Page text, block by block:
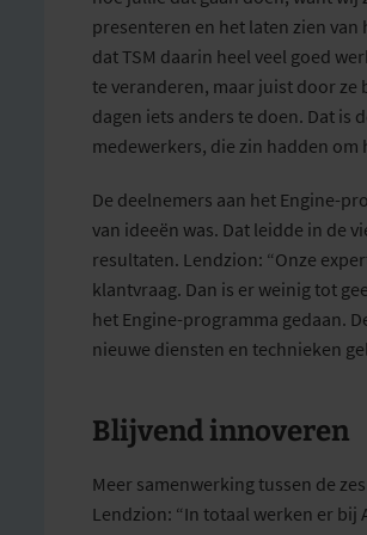
presenteren en het laten zien van
dat TSM daarin heel veel goed
te veranderen, maar juist door ze
dagen iets anders te doen. Dat is
medewerkers, die zin hadden om
De deelnemers aan het Engine-
van ideeën was. Dat leidde in de
resultaten. Lendzion: “Onze
klantvraag. Dan is er weinig tot
het Engine-programma gedaan.
nieuwe diensten en technieken
Blijvend innoveren
Meer samenwerking tussen de
Lendzion: “In totaal werken er bij